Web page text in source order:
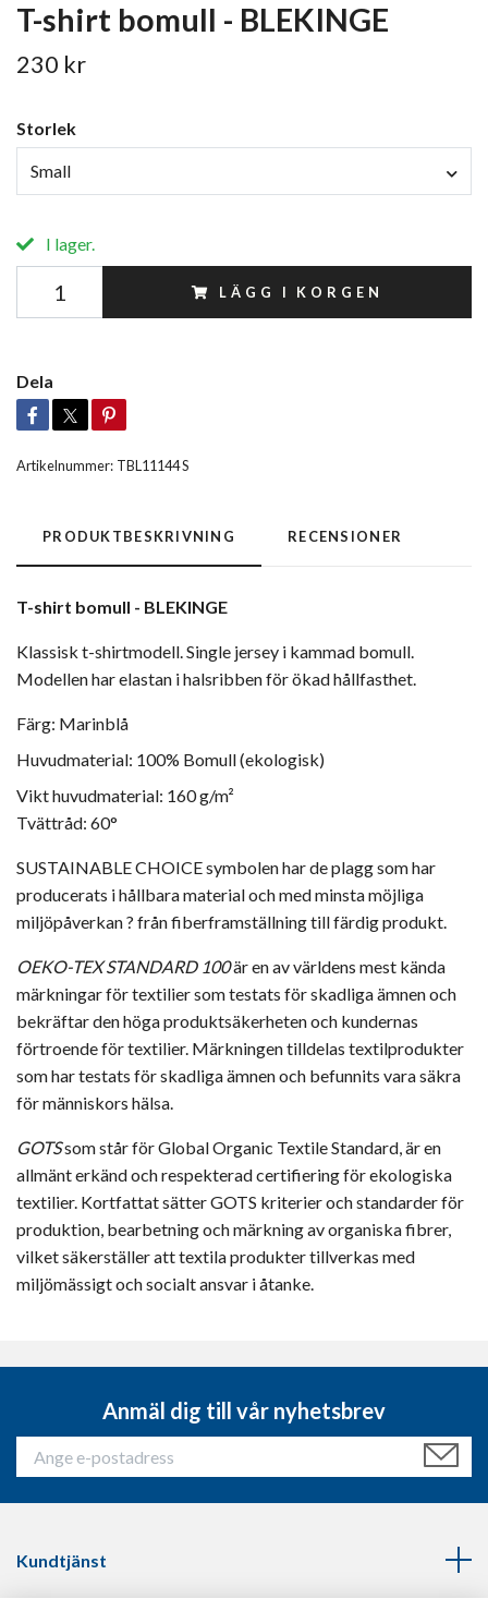
T-shirt bomull - BLEKINGE
230 kr
Storlek
Small
I lager.
LÄGG I KORGEN
Dela
Artikelnummer: TBL11144 S
PRODUKTBESKRIVNING RECENSIONER
T-shirt bomull - BLEKINGE
Klassisk t-shirtmodell. Single jersey i kammad bomull.
Modellen har elastan i halsribben för ökad hållfasthet.
Färg: Marinblå
Huvudmaterial: 100% Bomull (ekologisk)
Vikt huvudmaterial: 160 g/m²
Tvättråd: 60°
SUSTAINABLE CHOICE symbolen har de plagg som har
producerats i hållbara material och med minsta möjliga
miljöpåverkan ? från fiberframställning till färdig produkt.
OEKO-TEX STANDARD 100är en av världens mest kända
märkningar för textilier som testats för skadliga ämnen och
bekräftar den höga produktsäkerheten och kundernas
förtroende för textilier. Märkningen tilldelas textilprodukter
som har testats för skadliga ämnen och befunnits vara säkra
för människors hälsa.
GOTSsom står för Global Organic Textile Standard, är en
allmänt erkänd och respekterad certifiering för ekologiska
textilier. Kortfattat sätter GOTS kriterier och standarder för
produktion, bearbetning och märkning av organiska fibrer,
vilket säkerställer att textila produkter tillverkas med
miljömässigt och socialt ansvar i åtanke.
Anmäl dig till vår nyhetsbrev
Kundtjänst